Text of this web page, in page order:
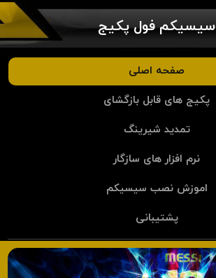
سیسیکم فول پکیج
صفحه اصلی
پکیج های قابل بازگشای
تمدید شیرینگ
نرم افزار های سازگار
اموزش نصب سیسیکم
پشتیبانی